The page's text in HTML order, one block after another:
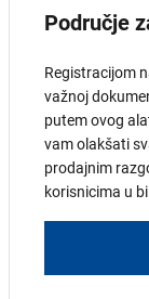
Područje
Registracijom
važnoj
putem ovog
vam olakšati
prodajnim
korisnicima u